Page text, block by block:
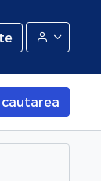
cautarea